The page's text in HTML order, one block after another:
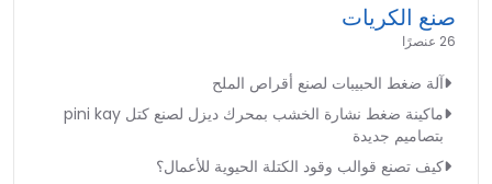
صنع الكريات
26 عنصرًا
آلة ضغط الحبيبات لصنع أقراص الملح
ماكينة ضغط نشارة الخشب بمحرك ديزل لصنع كتل pini kay
بتصاميم جديدة
كيف تصنع قوالب وقود الكتلة الحيوية للأعمال؟